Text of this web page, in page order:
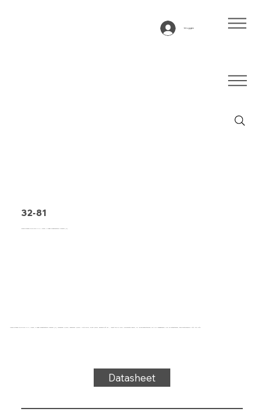
Inloggen
32-81
Transportband type 32-81 PVC, blauw, 3-laags breedtestabiel weefsel (R)
Transportband type 32-81 PVC, blauw, 3-laags breedtestabiel weefsel (R), bovenzijde: 0,7mm, onderzijde: 0,6mm + ruitprofiel, dikte 4,6mm, hardheid 65° ShA, kracht-rek 13N/mm, roldiameter 80mm, rol- en glijondersteuning, FDA/EU goedgekeurd, olie- en vetbestendig, temperatuurbereik -10°C tot 110°C
Datasheet